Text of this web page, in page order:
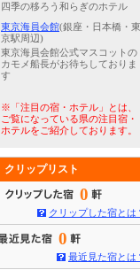
四季の移ろう和らぎのホテル
東京海員会館(銀座・日本橋・東
京駅周辺)
東京海員会館公式マスコットの
カモメ船長がお待ちしておりま
す
※「注目の宿・ホテル」とは、
ご覧になっている県の注目宿・
ホテルをご紹介しております。
クリップリスト
0
クリップした宿とは
0
最近見た宿とは